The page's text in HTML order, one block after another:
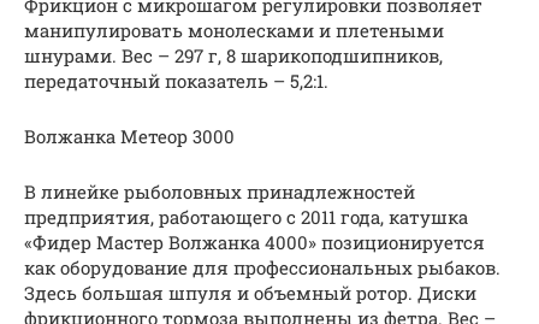
манипулировать монолесками и плетеными
шнурами. Вес – 297 г, 8 шарикоподшипников,
передаточный показатель – 5,2:1.
Волжанка Метеор 3000
В линейке рыболовных принадлежностей
предприятия, работающего с 2011 года, катушка
«Фидер Мастер Волжанка 4000» позиционируется
как оборудование для профессиональных рыбаков.
Здесь большая шпуля и объемный ротор. Диски
фрикционного тормоза выполнены из фетра. Вес –